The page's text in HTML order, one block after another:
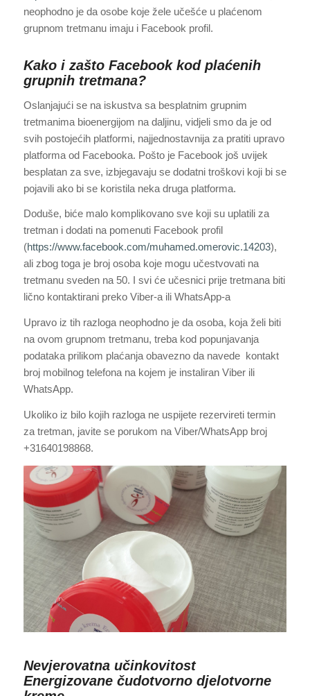
neophodno je da osobe koje žele učešće u plaćenom
grupnom tretmanu imaju i Facebook profil.
Kako i zašto Facebook kod plaćenih
grupnih tretmana?
Oslanjajući se na iskustva sa besplatnim grupnim
tretmanima bioenergijom na daljinu, vidjeli smo da je od
svih postojećih platformi, najjednostavnija za pratiti upravo
platforma od Facebooka. Pošto je Facebook još uvijek
besplatan za sve, izbjegavaju se dodatni troškovi koji bi se
pojavili ako bi se koristila neka druga platforma.
Doduše, biće malo komplikovano sve koji su uplatili za
tretman i dodati na pomenuti Facebook profil
(https://www.facebook.com/muhamed.omerovic.14203),
ali zbog toga je broj osoba koje mogu učestvovati na
tretmanu sveden na 50. I svi će učesnici prije tretmana biti
lično kontaktirani preko Viber-a ili WhatsApp-a
Upravo iz tih razloga neophodno je da osoba, koja želi biti
na ovom grupnom tretmanu, treba kod popunjavanja
podataka prilikom plaćanja obavezno da navede kontakt
broj mobilnog telefona na kojem je instaliran Viber ili
WhatsApp.
Ukoliko iz bilo kojih razloga ne uspijete rezervireti termin
za tretman, javite se porukom na Viber/WhatsApp broj
+31640198868.
Nevjerovatna učinkovitost
Energizovane čudotvorno djelotvorne